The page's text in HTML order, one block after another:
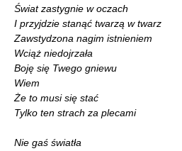
Świat zastygnie w oczach
I przyjdzie stanąć twarzą w twarz
Zawstydzona nagim istnieniem
Wciąż niedojrzała
Boję się Twego gniewu
Wiem
Że to musi się stać
Tylko ten strach za plecami
Nie gaś światła